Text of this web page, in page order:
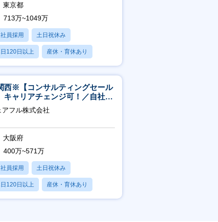
東京都
713万~1049万
員採用 土日祝休み
120日以上 産休・育休あり
業20時間以内
※【コンサルティングセール
キャリアチェンジ可！／自社サ
ス『シェアフル』の営業
アフル株式会社
大阪府
400万~571万
員採用 土日祝休み
120日以上 産休・育休あり
あり